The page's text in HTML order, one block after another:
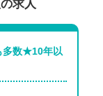
求人
多数★10年以